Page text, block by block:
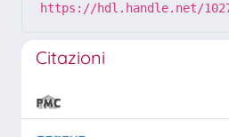
https://hdl.handle.net/
Citazioni